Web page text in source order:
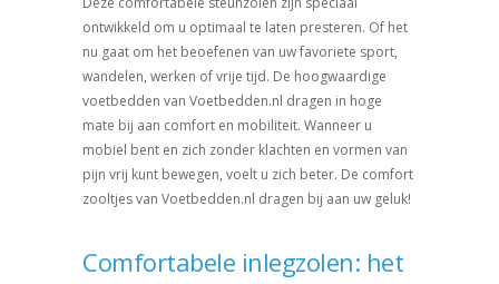
nooit meer iets anders! nagenoeg 1 miljoen
tevreden consumenten zijn u voor gegaan.
Leverbaar in de maten 36 t/m 48
Vind een verkooppunten geef bij je bestelling
dit artikelnr. door: 789936
ontwikkeld om u optimaal te laten presteren. Of het
nu gaat om het beoefenen van uw favoriete sport,
wandelen, werken of vrije tijd. De hoogwaardige
voetbedden van Voetbedden.nl dragen in hoge
mate bij aan comfort en mobiliteit. Wanneer u
mobiel bent en zich zonder klachten en vormen van
pijn vrij kunt bewegen, voelt u zich beter. De comfort
zooltjes van Voetbedden.nl dragen bij aan uw geluk!
Comfortabele inlegzolen: het